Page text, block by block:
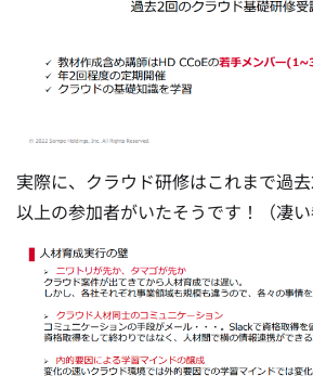
実際に、クラウド研修はこれまで過
以上の参加者がいたそうです！（凄い